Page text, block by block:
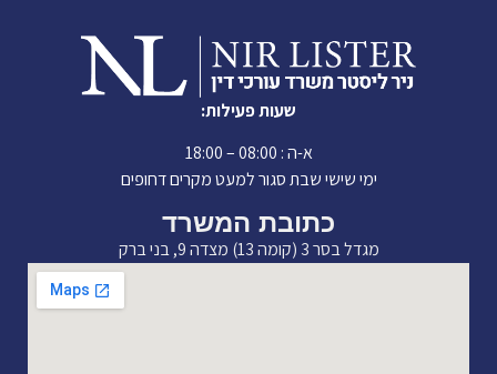
שעות פעילות:
א-ה : 08:00 – 18:00
ימי שישי שבת סגור למעט מקרים דחופים
כתובת המשרד
מגדל בסר 3 (קומה 13) מצדה 9, בני ברק